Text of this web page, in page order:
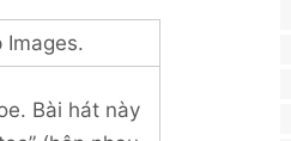
Bài hát này